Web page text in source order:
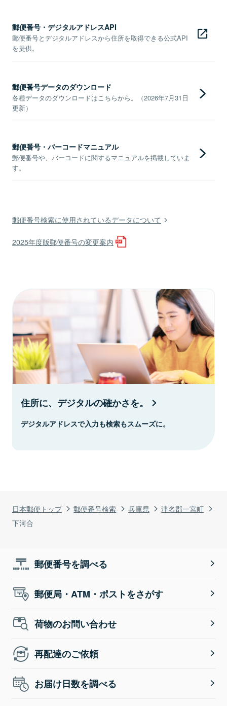
日本郵便トップ 郵便番号検索 兵庫県
津名郡一宮町
下河合
郵便番号・デジタルアドレスAPI
郵便番号とデジタルアドレスから住所を取得できる公式API
を提供。
郵便番号データのダウンロード
各種データのダウンロードはこちらから。（2026年7月31日
更新）
郵便番号・バーコードマニュアル
郵便番号や、バーコードに関するマニュアルを掲載していま
す。
郵便番号検索に使用されているデータについて
2025年度版郵便番号の変更案内
住所に、デジタルの確かさを。
デジタルアドレスで入力も検索もスムーズに。
郵便番号を調べる
郵便局・ATM・ポストをさがす
荷物のお問い合わせ
再配達のご依頼
お届け日数を調べる